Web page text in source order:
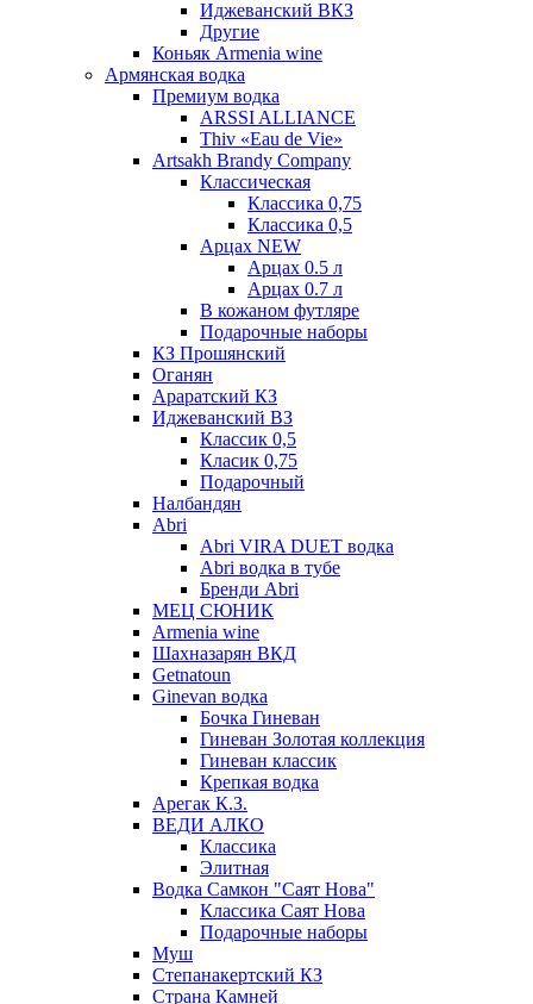
Иджеванский ВКЗ
Другие
Коньяк Armenia wine
Армянская водка
Премиум водка
ARSSI ALLIANCE
Thiv «Eau de Vie»
Artsakh Brandy Company
Классическая
Классика 0,75
Классика 0,5
Арцах NEW
Арцах 0.5 л
Арцах 0.7 л
В кожаном футляре
Подарочные наборы
КЗ Прошянский
Оганян
Араратский КЗ
Иджеванский ВЗ
Классик 0,5
Класик 0,75
Подарочный
Налбандян
Abri
Abri VIRA DUET водка
Abri водка в тубе
Бренди Abri
МЕЦ СЮНИК
Armenia wine
Шахназарян ВКД
Getnatoun
Ginevan водка
Бочка Гиневан
Гиневан Золотая коллекция
Гиневан классик
Крепкая водка
Арегак К.З.
ВЕДИ АЛКО
Классика
Элитная
Водка Самкон "Саят Нова"
Классика Саят Нова
Подарочные наборы
Муш
Степанакертский КЗ
Страна Камней